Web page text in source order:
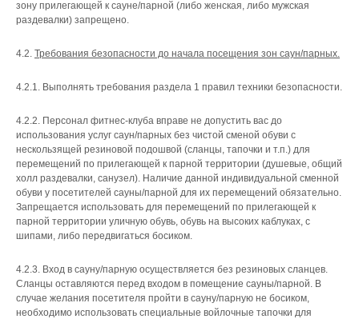
зону прилегающей к сауне/парной (либо женская, либо мужская
раздевалки) запрещено.
4.2. Требования безопасности до начала посещения зон саун/парных.
4.2.1. Выполнять требования раздела 1 правил техники безопасности.
4.2.2. Персонал фитнес-клуба вправе не допустить вас до
использования услуг саун/парных без чистой сменой обуви с
нескользящей резиновой подошвой (сланцы, тапочки и т.п.) для
перемещений по прилегающей к парной территории (душевые, общий
холл раздевалки, санузел). Наличие данной индивидуальной сменной
обуви у посетителей сауны/парной для их перемещений обязательно.
Запрещается использовать для перемещений по прилегающей к
парной территории уличную обувь, обувь на высоких каблуках, с
шипами, либо передвигаться босиком.
4.2.3. Вход в сауну/парную осуществляется без резиновых сланцев.
Сланцы оставляются перед входом в помещение сауны/парной. В
случае желания посетителя пройти в сауну/парную не босиком,
необходимо использовать специальные войлочные тапочки для